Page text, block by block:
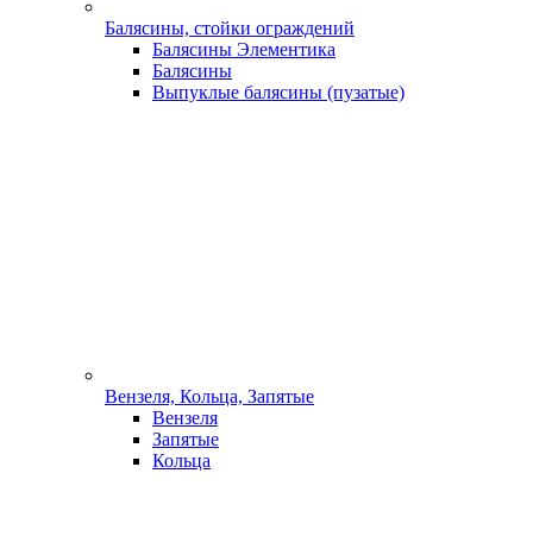
Балясины, стойки ограждений
Балясины Элементика
Балясины
Выпуклые балясины (пузатые)
Вензеля, Кольца, Запятые
Вензеля
Запятые
Кольца